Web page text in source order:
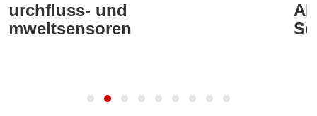
AKTINA CDS - Supply Chain
Solutions